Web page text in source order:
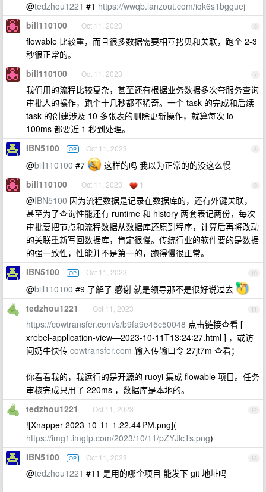
@tedzhou1221 #1 https://wwqb.lanzout.com/iqk6s1bgguej
6
bill110100 Oct 11, 2023
flowable 比较重，而且很多数据需要相互拷贝和关联，跑个 2-3
秒很正常的。
7
bill110100 Oct 11, 2023
我们用的流程比较复杂，甚至还有根据业务数据多次夸服务查询
审批人的操作，跑个十几秒都不稀奇。一个 task 的完成和后续
task 的创建涉及 10 多张表的删除更新操作，就算每次 io
100ms 都要近 1 秒到处理。
8
IBN5100 OP Oct 11, 2023
@bill110100 #7 这样的吗 我以为正常的的没这么慢
9
bill110100 Oct 11, 2023 1
@IBN5100 因为流程数据是记录在数据库的，还有外键关联，
甚至为了查询性能还有 runtime 和 history 两套表记两份，每次
审批要把节点和流程数据从数据库还原到程序，计算后再将改动
的关联重新写回数据库，肯定很慢。传统行业的软件要的是数据
的强一致性，性能并不是第一的，跑得慢很正常。
10
IBN5100 OP Oct 11, 2023
@bill110100 #9 了解了 感谢 就是领导那不是很好说过去
11
tedzhou1221 Oct 11, 2023
https://cowtransfer.com/s/b9fa9e45c50048 点击链接查看 [
xrebel-application-view—2023-10-11T13꞉24꞉27.html ] ，或访
问奶牛快传 cowtransfer.com 输入传输口令 27jt7m 查看；
你看看我的，我运行的是开源的 ruoyi 集成 flowable 项目。任务
审核完成只用了 220ms ，数据库是本地的。
12
tedzhou1221 Oct 11, 2023
![Xnapper-2023-10-11-1.22.44 PM.png](
https://img1.imgtp.com/2023/10/11/pZYJlcTs.png)
13
IBN5100 OP Oct 11, 2023
@tedzhou1221 #11 是用的哪个项目 能发下 git 地址吗